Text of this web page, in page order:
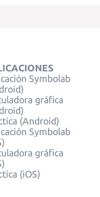
Symbolab
gráfica
(Android)
Symbolab
gráfica
(iOS)